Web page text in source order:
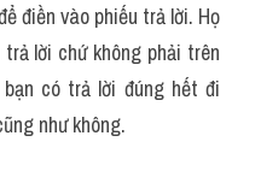
điền vào phiếu trả lời. Họ
lời chứ không phải trên
có trả lời đúng hết đi
như không.